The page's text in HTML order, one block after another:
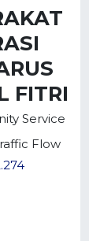
FITRI
Service
Flow